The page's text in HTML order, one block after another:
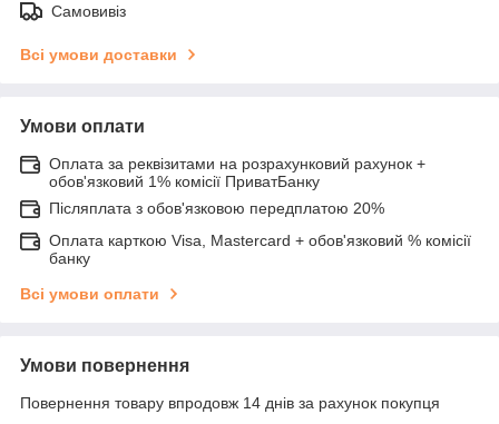
Самовивіз
Всі умови доставки
Умови оплати
Оплата за реквізитами на розрахунковий рахунок +
обов'язковий 1% комісії ПриватБанку
Післяплата з обов'язковою передплатою 20%
Оплата карткою Visa, Mastercard + обов'язковий % комісії
банку
Всі умови оплати
Умови повернення
Повернення товару впродовж 14 днів за рахунок покупця